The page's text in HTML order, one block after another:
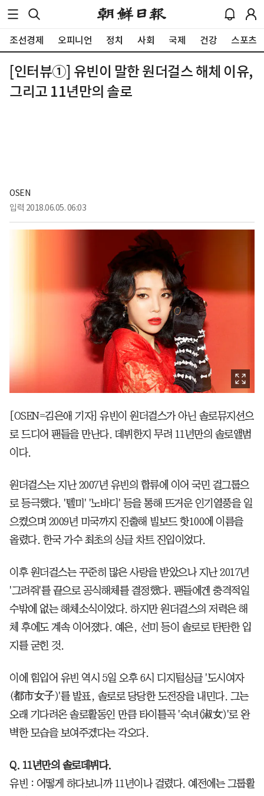
조선경제 오피니언 정치 사회 국제 건강 스포츠
[인터뷰①] 유빈이 말한 원더걸스 해체 이유,
그리고 11년만의 솔로
OSEN
입력 2018.06.05. 06:03
[OSEN=김은애 기자] 유빈이 원더걸스가 아닌 솔로뮤지션으
로 드디어 팬들을 만난다. 데뷔한지 무려 11년만의 솔로앨범
이다.
원더걸스는 지난 2007년 유빈의 합류에 이어 국민 걸그룹으
로 등극했다. '텔미' '노바디' 등을 통해 뜨거운 인기열풍을 일
으켰으며 2009년 미국까지 진출해 빌보드 핫100에 이름을
올렸다. 한국 가수 최초의 싱글 차트 진입이었다.
이후 원더걸스는 꾸준히 많은 사랑을 받았으나 지난 2017년
'그려줘'를 끝으로 공식해체를 결정했다. 팬들에겐 충격적일
수밖에 없는 해체소식이었다. 하지만 원더걸스의 저력은 해
체 후에도 계속 이어졌다. 예은, 선미 등이 솔로로 탄탄한 입
지를 굳힌 것.
이에 힘입어 유빈 역시 5일 오후 6시 디지털싱글 '도시여자
(都市女子)'를 발표, 솔로로 당당한 도전장을 내민다. 그는
오래 기다려온 솔로활동인 만큼 타이틀곡 '숙녀(淑女)'로 완
벽한 모습을 보여주겠다는 각오다.
Q. 11년만의 솔로데뷔다.
유빈 : 어떻게 하다보니까 11년이나 걸렸다. 예전에는 그룹활